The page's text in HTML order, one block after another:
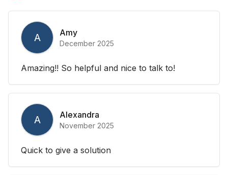
A Amy
December 2025
Amazing!! So helpful and nice to talk to!
A Alexandra
November 2025
Quick to give a solution